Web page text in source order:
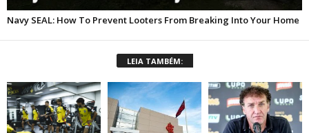
LEIA TAMBÉM: